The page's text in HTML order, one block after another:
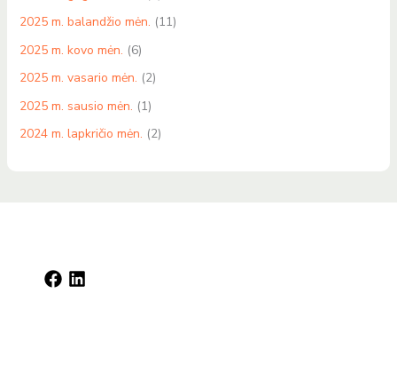
2025 m. balandžio mėn. (11)
2025 m. kovo mėn. (6)
2025 m. vasario mėn. (2)
2025 m. sausio mėn. (1)
2024 m. lapkričio mėn. (2)